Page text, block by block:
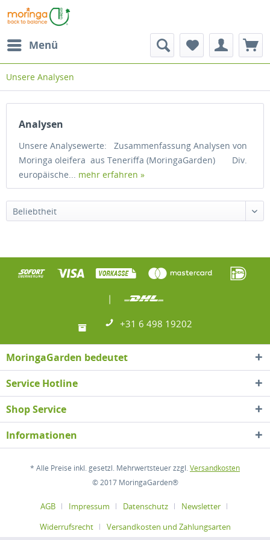
Menü
Unsere Analysen
Analysen
Unsere Analysewerte: Zusammenfassung Analysen von
Moringa oleifera aus Teneriffa (MoringaGarden) Div.
europäische... mehr erfahren »
Beliebtheit
|
+31 6 498 19202
MoringaGarden bedeutet
Service Hotline
Shop Service
Informationen
* Alle Preise inkl. gesetzl. Mehrwertsteuer zzgl.Versandkosten
© 2017 MoringaGarden®
AGB Impressum Datenschutz
Newsletter
Widerrufsrecht
Versandkosten und Zahlungsarten